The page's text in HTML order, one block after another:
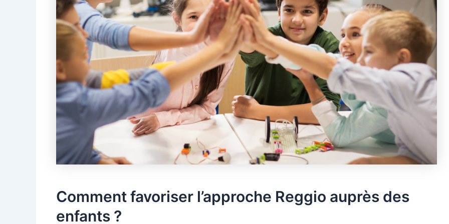
Comment favoriser l’approche Reggio auprès des
enfants ?